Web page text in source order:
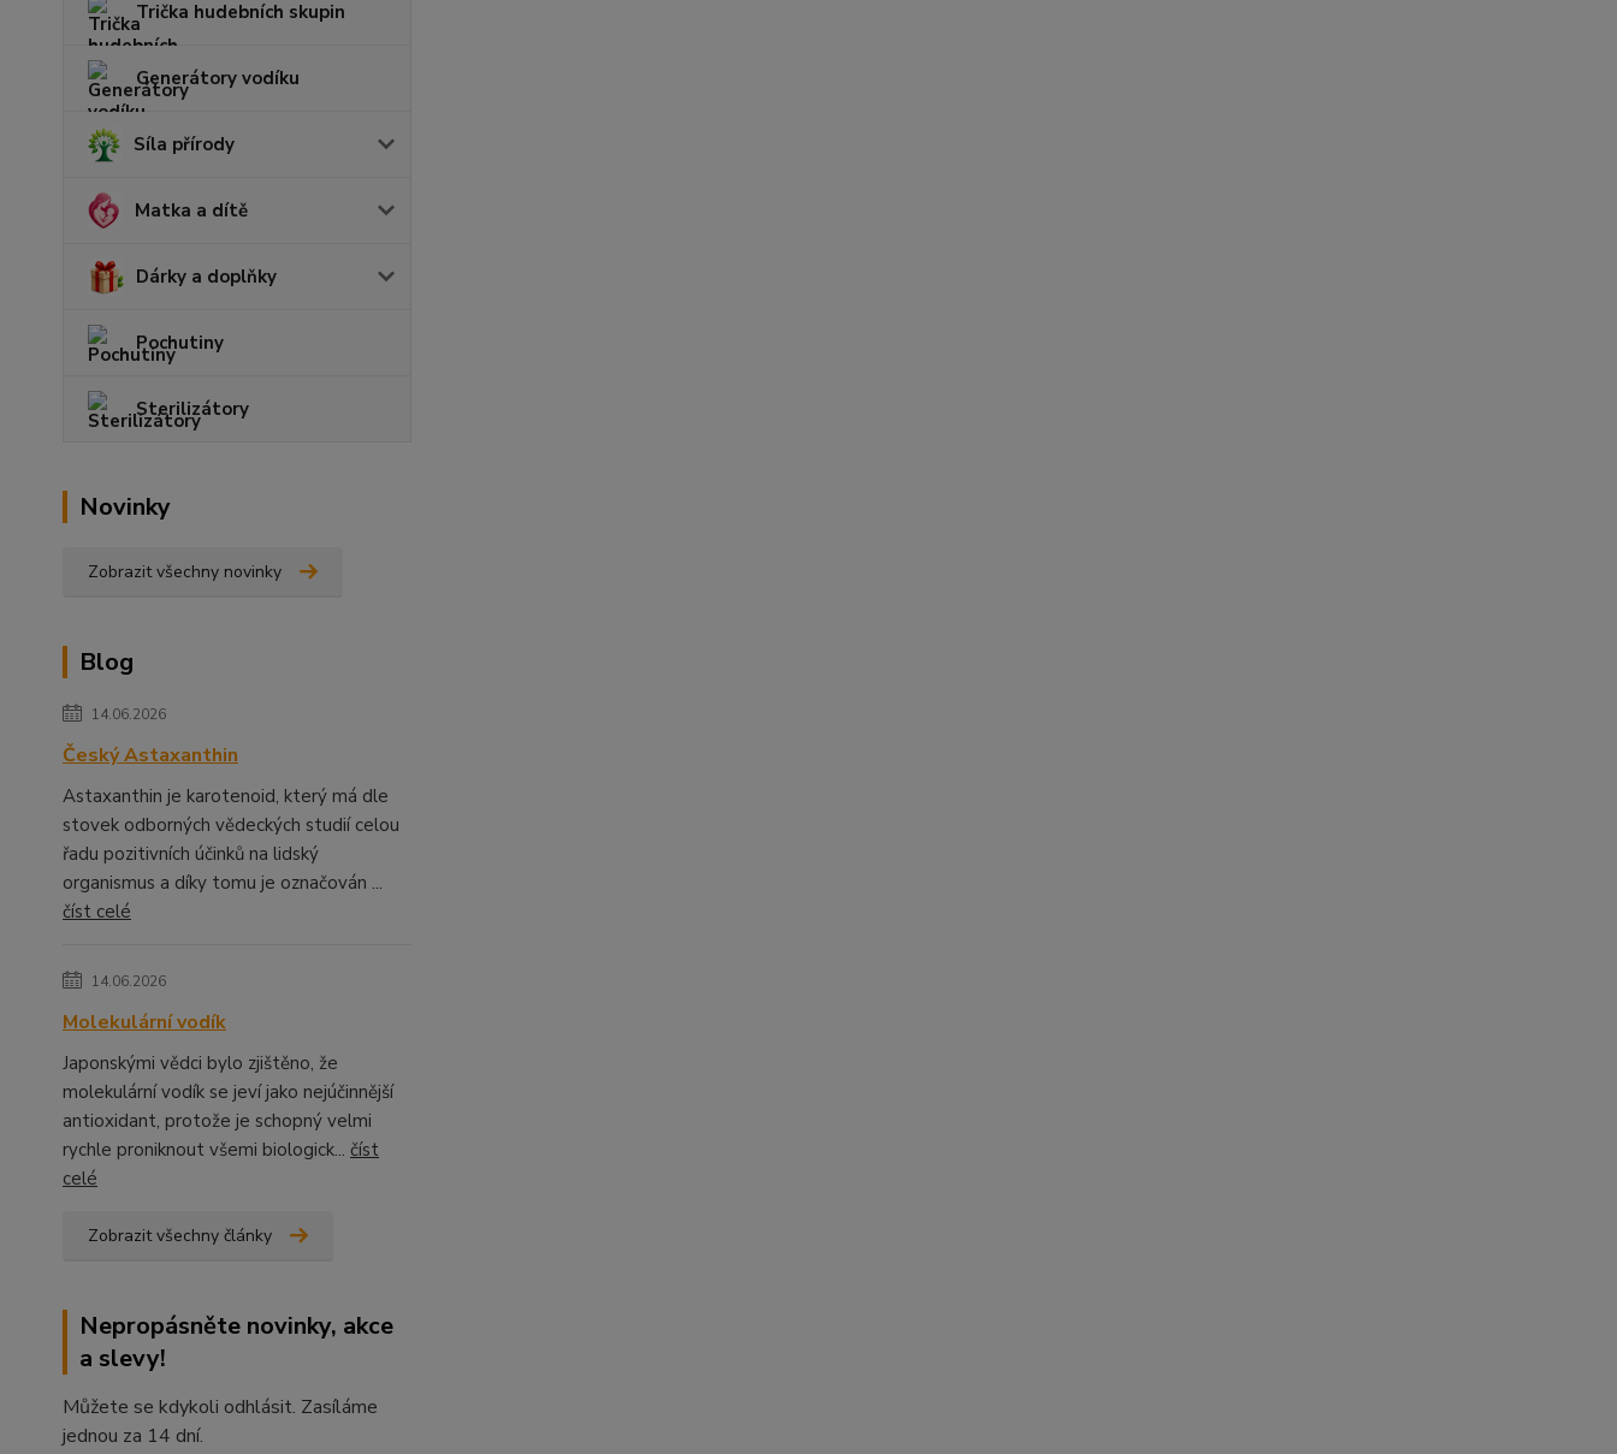
Trička hudebních skupin
Generátory vodíku
Síla přírody
Matka a dítě
Dárky a doplňky
Pochutiny
Sterilizátory
Novinky
Zobrazit všechny novinky
Blog
14.06.2026
Český Astaxanthin
Astaxanthin je karotenoid, který má dle
stovek odborných vědeckých studií celou
řadu pozitivních účinků na lidský
organismus a díky tomu je označován ...
číst celé
14.06.2026
Molekulární vodík
Japonskými vědci bylo zjištěno, že
molekulární vodík se jeví jako nejúčinnější
antioxidant, protože je schopný velmi
rychle proniknout všemi biologick... číst
celé
Zobrazit všechny články
Nepropásněte novinky, akce
a slevy!
Můžete se kdykoli odhlásit. Zasíláme
jednou za 14 dní.